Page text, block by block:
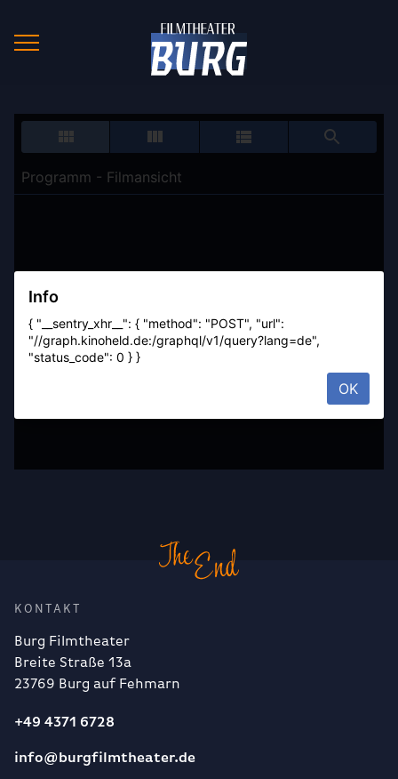
KONTAKT
Burg Filmtheater
Breite Straße 13a
23769 Burg auf Fehmarn
+49 4371 6728
info@burgfilmtheater.de